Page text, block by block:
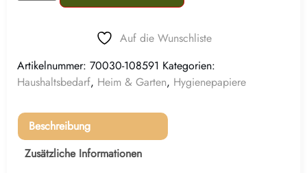
Auf die Wunschliste
Artikelnummer: 70030-108591 Kategorien:
Haushaltsbedarf, Heim & Garten, Hygienepapiere
Beschreibung
Zusätzliche Informationen